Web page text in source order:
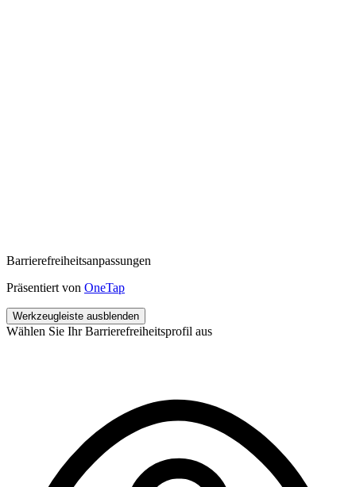
Barrierefreiheitsanpassungen
Präsentiert von OneTap
Werkzeugleiste ausblenden
Wählen Sie Ihr Barrierefreiheitsprofil aus